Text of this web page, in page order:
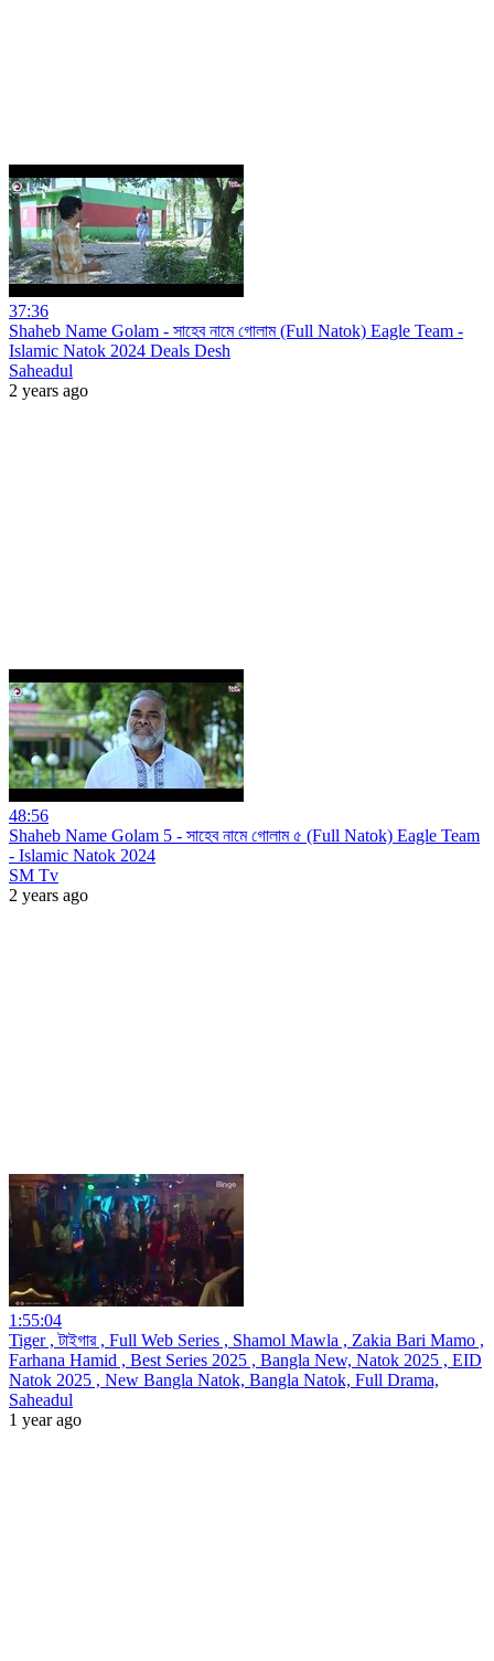
37:36
Shaheb Name Golam - সাহেব নামে গোলাম (Full Natok) Eagle Team -
Islamic Natok 2024 Deals Desh
Saheadul
2 years ago
48:56
Shaheb Name Golam 5 - সাহেব নামে গোলাম ৫ (Full Natok) Eagle Team
- Islamic Natok 2024
SM Tv
2 years ago
1:55:04
Tiger , টাইগার , Full Web Series , Shamol Mawla , Zakia Bari Mamo ,
Farhana Hamid , Best Series 2025 , Bangla New, Natok 2025 , EID
Natok 2025 , New Bangla Natok, Bangla Natok, Full Drama,
Saheadul
1 year ago